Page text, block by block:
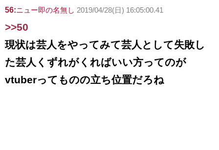
56:ニュー即の名無し 2019/04/28(日) 16:05:00.41
>>50
現状は芸人をやってみて芸人として失敗し
た芸人くずれがくればいい方ってのが
vtuberってものの立ち位置だろね